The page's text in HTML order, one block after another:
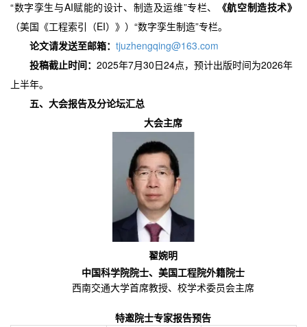
“数字孪生与AI赋能的设计、制造及运维”专栏、 《航空制造技术》
（美国《工程索引（EI）》）“数字孪生制造”专栏。
论文请发送至邮箱： tjuzhengqing@163.com
投稿截止时间： 2025年7月30日24点，预计出版时间为2026年
上半年。
五、 大会报告及分论坛汇总
大会主席
翟婉明
中国科学院院士、 美国工程院外籍院士
西南交通大学首席教授、校学术委员会主席
特邀院士专家报告预告